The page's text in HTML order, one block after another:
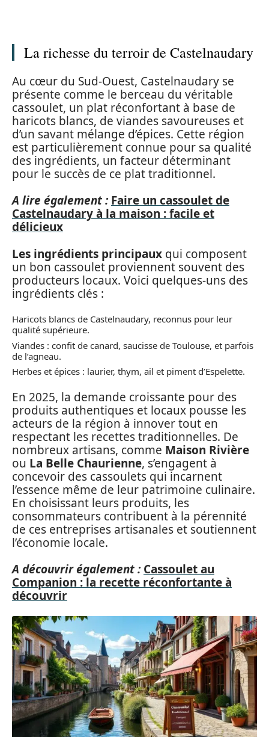
La richesse du terroir de Castelnaudary
Au cœur du Sud-Ouest, Castelnaudary se
présente comme le berceau du véritable
cassoulet, un plat réconfortant à base de
haricots blancs, de viandes savoureuses et
d’un savant mélange d’épices. Cette région
est particulièrement connue pour sa qualité
des ingrédients, un facteur déterminant
pour le succès de ce plat traditionnel.
A lire également : Faire un cassoulet de
Castelnaudary à la maison : facile et
délicieux
Les ingrédients principaux qui composent
un bon cassoulet proviennent souvent des
producteurs locaux. Voici quelques-uns des
ingrédients clés :
Haricots blancs de Castelnaudary, reconnus pour leur
qualité supérieure.
Viandes : confit de canard, saucisse de Toulouse, et parfois
de l’agneau.
Herbes et épices : laurier, thym, ail et piment d’Espelette.
En 2025, la demande croissante pour des
produits authentiques et locaux pousse les
acteurs de la région à innover tout en
respectant les recettes traditionnelles. De
nombreux artisans, comme Maison Rivière
ou La Belle Chaurienne, s’engagent à
concevoir des cassoulets qui incarnent
l’essence même de leur patrimoine culinaire.
En choisissant leurs produits, les
consommateurs contribuent à la pérennité
de ces entreprises artisanales et soutiennent
l’économie locale.
A découvrir également : Cassoulet au
Companion : la recette réconfortante à
découvrir